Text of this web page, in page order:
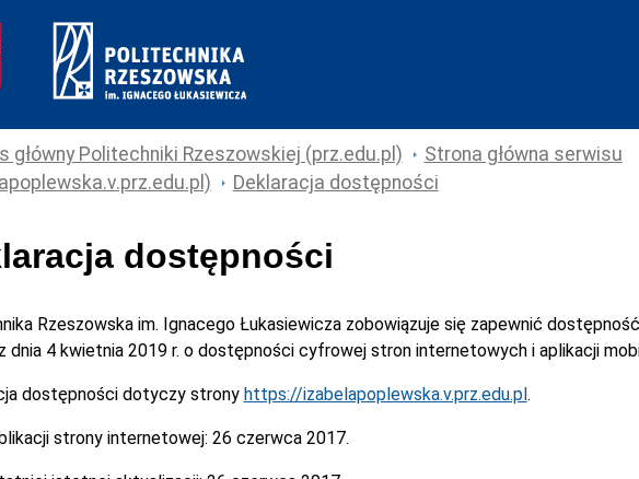
główny Politechniki Rzeszowskiej (prz.edu.pl)
Strona główna serwisu
Deklaracja dostępności
dostępności
Rzeszowska im. Ignacego Łukasiewiczazobowiązuje się zapewnić
dnia 4 kwietnia 2019 r. o dostępności cyfrowej stron internetowych i aplikacji
dostępności dotyczy strony https://izabelapoplewska.v.prz.edu.pl.
strony internetowej: 26 czerwca 2017.